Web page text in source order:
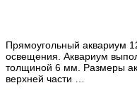
Прямоугольный аквариум
освещения. Аквариум
толщиной 6 мм. Размеры
верхней части …